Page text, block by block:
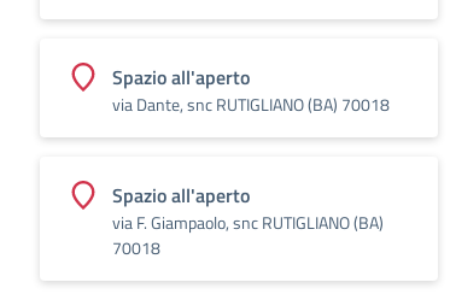
Spazio all'aperto
via Dante, snc RUTIGLIANO (BA) 70018
Spazio all'aperto
via F. Giampaolo, snc RUTIGLIANO (BA)
70018